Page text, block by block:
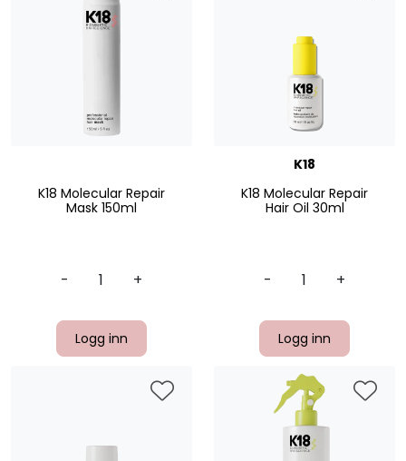
K18 Molecular Repair
Mask 150ml
- +
Logg inn
K18
K18 Molecular Repair
Hair Oil 30ml
- +
Logg inn